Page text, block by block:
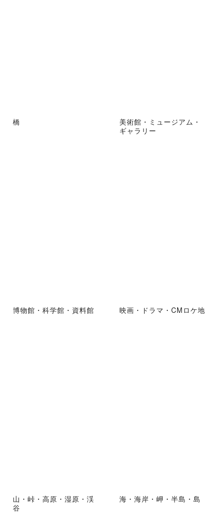
橋
美術館・ミュージアム・
ギャラリー
博物館・科学館・資料館 映画・ドラマ・CMロケ地
山・峠・高原・湿原・渓
谷
海・海岸・岬・半島・島